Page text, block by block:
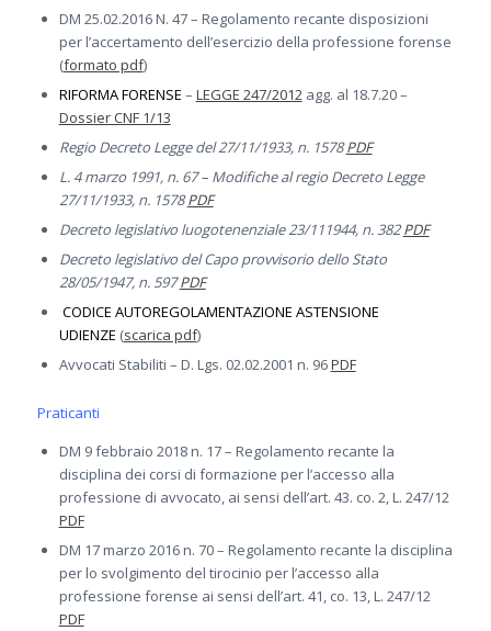
DM 25.02.2016 N. 47 – Regolamento recante disposizioni
per l’accertamento dell’esercizio della professione forense
(formato pdf)
RIFORMA FORENSE – LEGGE 247/2012agg. al 18.7.20 –
Dossier CNF 1/13
Regio Decreto Legge del 27/11/1933, n. 1578PDF
L. 4 marzo 1991, n. 67 – Modifiche al regio Decreto Legge
27/11/1933, n. 1578PDF
Decreto legislativo luogotenenziale 23/111944, n. 382PDF
Decreto legislativo del Capo provvisorio dello Stato
28/05/1947, n. 597PDF
CODICE AUTOREGOLAMENTAZIONE ASTENSIONE
UDIENZE (scarica pdf)
Avvocati Stabiliti – D. Lgs. 02.02.2001 n. 96PDF
Praticanti
DM 9 febbraio 2018 n. 17 – Regolamento recante la
disciplina dei corsi di formazione per l’accesso alla
professione di avvocato, ai sensi dell’art. 43. co. 2, L. 247/12
PDF
DM 17 marzo 2016 n. 70 – Regolamento recante la disciplina
per lo svolgimento del tirocinio per l’accesso alla
professione forense ai sensi dell’art. 41, co. 13, L. 247/12
PDF